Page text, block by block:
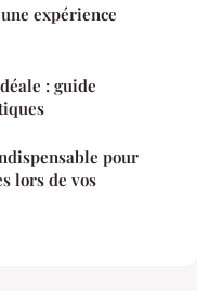
expérience
: guide
pour
lors de vos